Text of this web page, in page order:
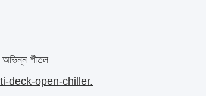
অভিন্ন শীতল
deck-open-chiller.